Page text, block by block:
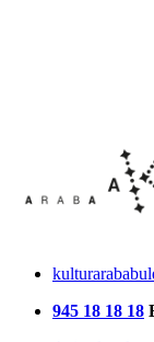
945 18 18 18